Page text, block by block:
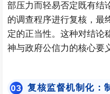
部压力而轻易否定既有结
的调查程序进行复核，最
定的正当性。这种对结论
神与政府公信力的核心要
03 复核监督机制化：